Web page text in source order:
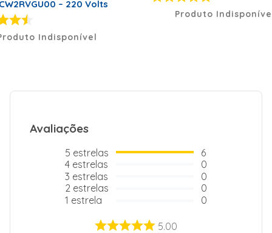
– 220 Volts
Indisponível
Produto
Avaliações
5 estrelas
4 estrelas
3 estrelas
2 estrelas
1 estrela
6
0
0
0
0
5.00